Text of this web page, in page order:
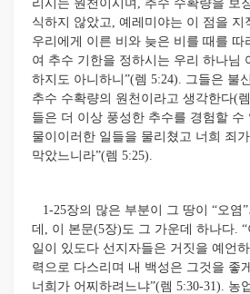
리시는 원천이시며, 추수 수확량을 보
식하지 않았고, 예레미야는 이 점을 지
우리에게 이른 비와 늦은 비를 때를 따
여 추수 기한을 정하시는 우리 하나님
하지도 아니하니”(렘 5:24). 그들은 불
추수 수확량의 원천이라고 생각한다(
들은 더 이상 풍성한 추수를 경험할 수
물이 이러한 일들을 물리쳤고 너희 죄
막았느니라”(렘 5:25).
1-25장의 많은 부분이 그 땅이 “오염
데, 이 본문(5장)도 그 가운데 하나다.
일이 있도다 선지자들은 거짓을 예언
력으로 다스리며 내 백성은 그것을 좋
너희가 어찌하려느냐”(렘 5:30-31). 농